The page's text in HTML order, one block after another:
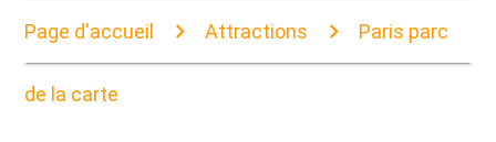
Page d'accueil Attractions Paris parc
de la carte